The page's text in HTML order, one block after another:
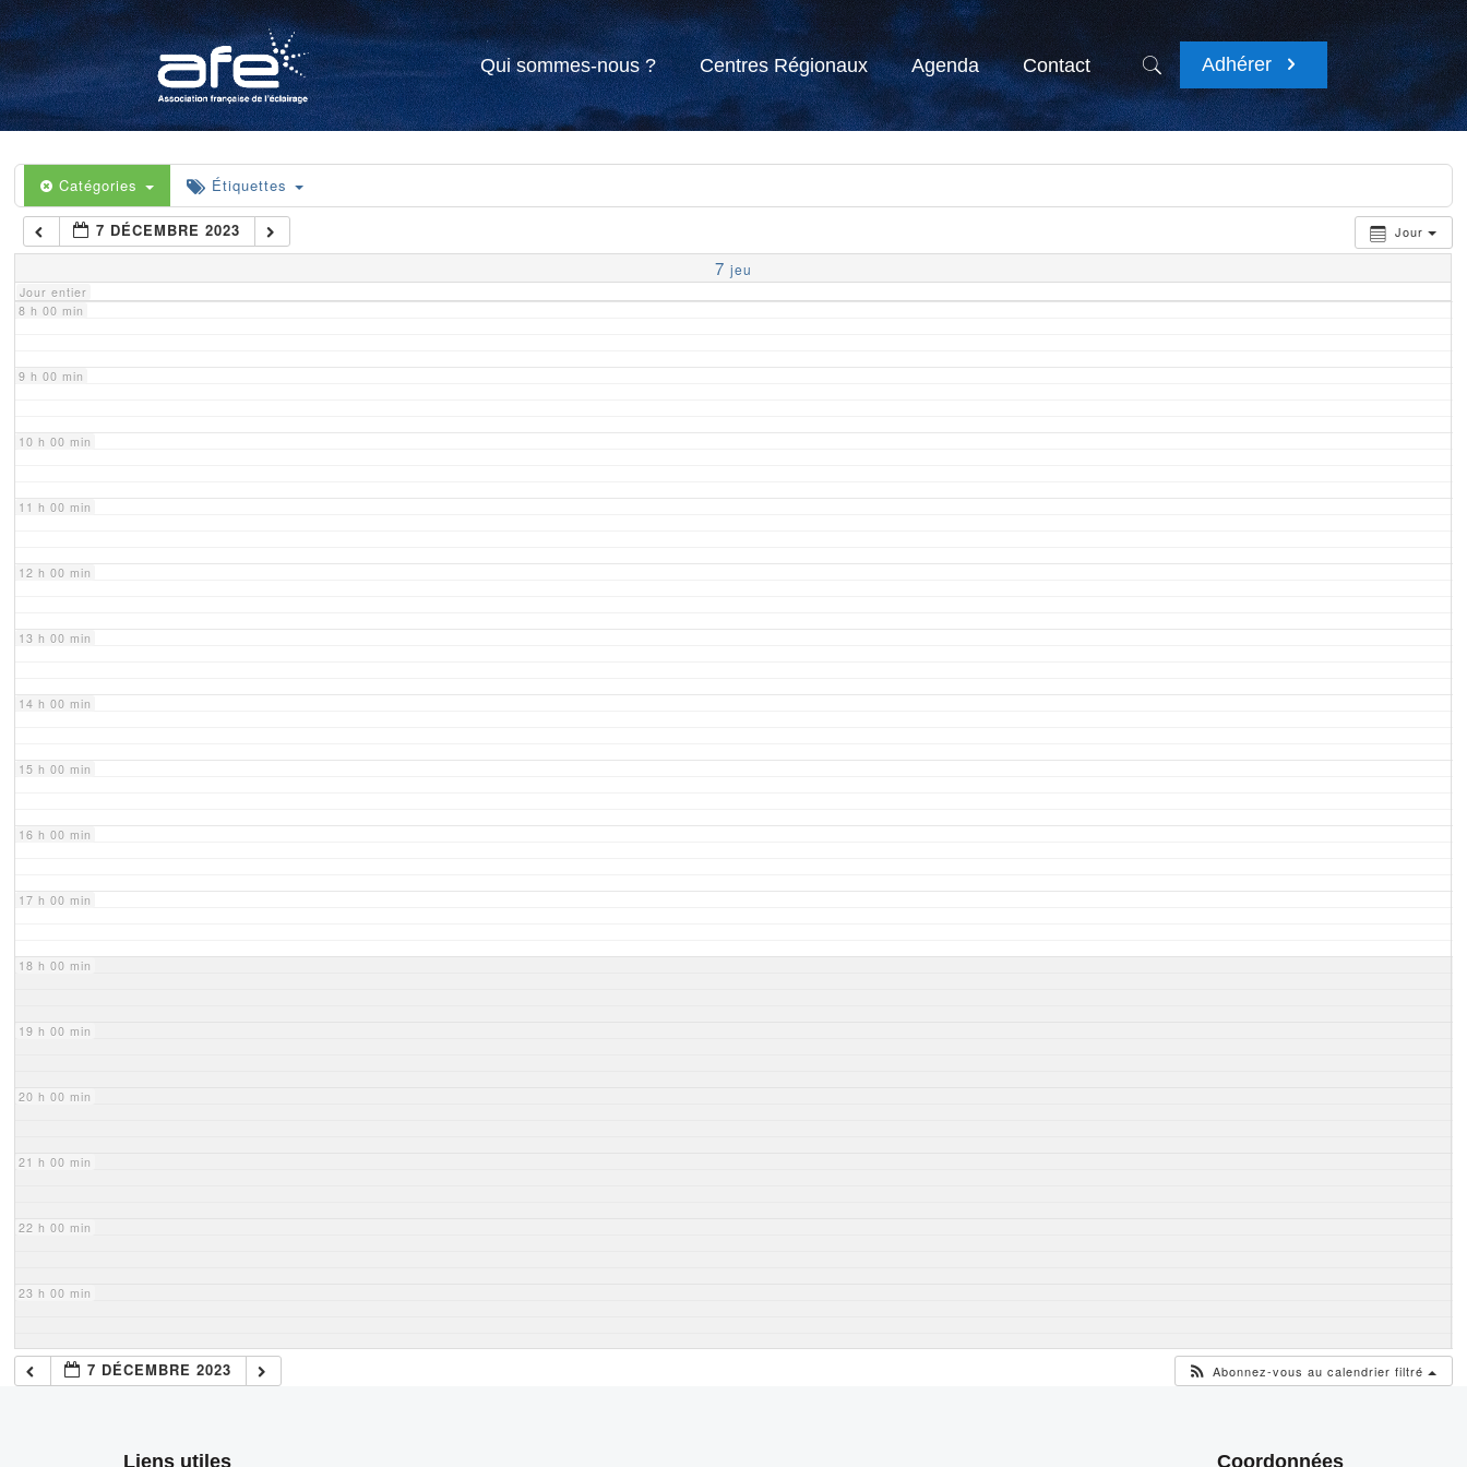
Qui sommes-nous ? Centres Régionaux Agenda Contact Adhérer
Catégories Étiquettes
Jour
7 DÉCEMBRE 2023
7 jeu
Jour entier
4 h 00 min
5 h 00 min
6 h 00 min
7 h 00 min
8 h 00 min
9 h 00 min
10 h 00 min
11 h 00 min
12 h 00 min
13 h 00 min
14 h 00 min
15 h 00 min
16 h 00 min
17 h 00 min
18 h 00 min
19 h 00 min
20 h 00 min
21 h 00 min
22 h 00 min
23 h 00 min
7 DÉCEMBRE 2023 Abonnez-vous au calendrier filtré
Liens utiles Coordonnées